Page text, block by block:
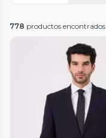
778 productos encontrados